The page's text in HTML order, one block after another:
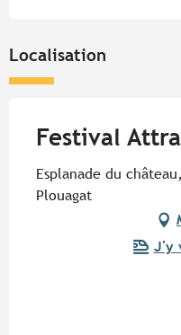
Localisation
Festival
Esplanade du
Plouagat
J'y